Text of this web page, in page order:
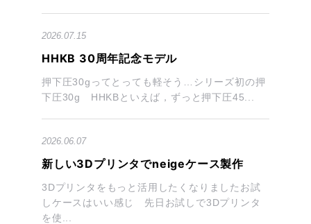
2026.07.15
HHKB 30周年記念モデル
押下圧30gってとっても軽そう…シリーズ初の押
下圧30g HHKBといえば，ずっと押下圧45...
2026.06.07
新しい3Dプリンタでneigeケース製作
3Dプリンタをもっと活用したくなりましたお試
しケースはいい感じ 先日お試しで3Dプリンタ
を使...